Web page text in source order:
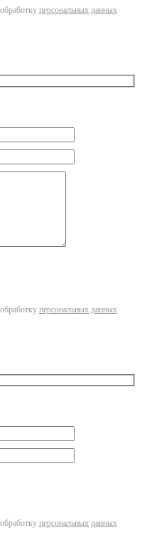
персональных данных
персональных данных
персональных данных